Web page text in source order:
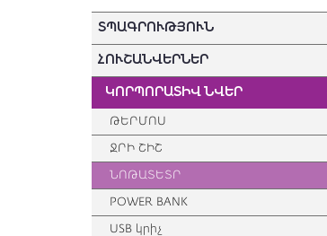
ՏՊԱԳՐՈՒԹՅՈՒՆ
ՀՈՒՇԱՆՎԵՐՆԵՐ
ԿՈՐՊՈՐԱՏԻՎ ՆՎԵՐ
ԹԵՐՄՈՍ
ՋՐԻ ՇԻՇ
ՆՈԹԱՏԵՏՐ
POWER BANK
USB կրիչ